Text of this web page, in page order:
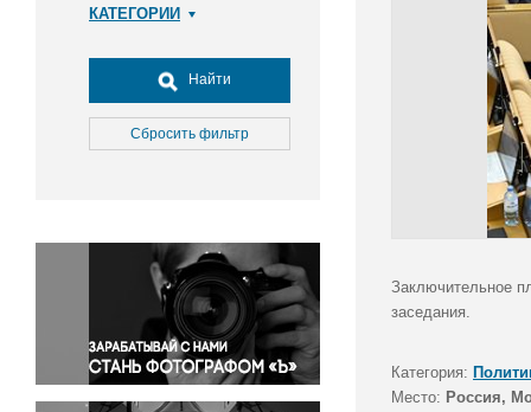
КАТЕГОРИИ
Досуг, туризм и отдых
Культура
Медицина
Окружающая среда
Политика
Правосудие
Происшествия и конфликты
Религия
Светская жизнь
Найти
Сбросить фильтр
Заключительное
заседания.
Категория:
Место: Россия,